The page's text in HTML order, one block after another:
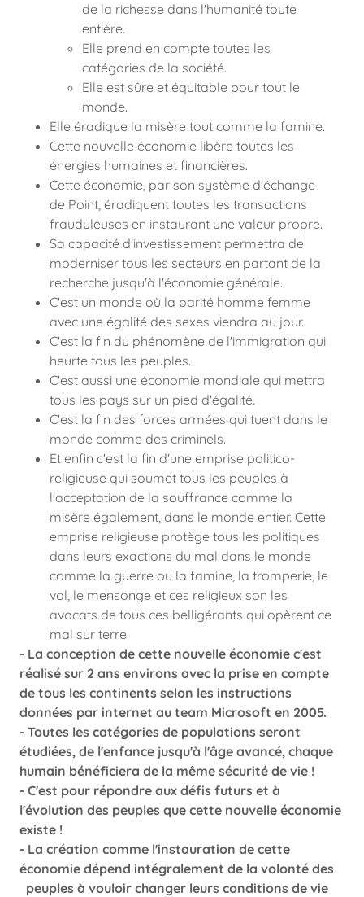
de la richesse dans l'humanité toute
entière.
Elle prend en compte toutes les
catégories de la société.
Elle est sûre et équitable pour tout le
monde.
Elle éradique la misère tout comme la famine.
Cette nouvelle économie libère toutes les
énergies humaines et financières.
Cette économie, par son système d'échange
de Point, éradiquent toutes les transactions
frauduleuses en instaurant une valeur propre.
Sa capacité d'investissement permettra de
moderniser tous les secteurs en partant de la
recherche jusqu'à l'économie générale.
C'est un monde où la parité homme femme
avec une égalité des sexes viendra au jour.
C'est la fin du phénomène de l'immigration qui
heurte tous les peuples.
C'est aussi une économie mondiale qui mettra
tous les pays sur un pied d'égalité.
C'est la fin des forces armées qui tuent dans le
monde comme des criminels.
Et enfin c'est la fin d'une emprise politico-
religieuse qui soumet tous les peuples à
l'acceptation de la souffrance comme la
misère également, dans le monde entier. Cette
emprise religieuse protège tous les politiques
dans leurs exactions du mal dans le monde
comme la guerre ou la famine, la tromperie, le
vol, le mensonge et ces religieux son les
avocats de tous ces belligérants qui opèrent ce
mal sur terre.
- La conception de cette nouvelle économie c'est
réalisé sur 2 ans environs avec la prise en compte
de tous les continents selon les instructions
données par internet au team Microsoft en 2005.
- Toutes les catégories de populations seront
étudiées, de l'enfance jusqu'à l'âge avancé, chaque
humain bénéficiera de la même sécurité de vie !
- C'est pour répondre aux défis futurs et à
l'évolution des peuples que cette nouvelle économie
existe !
- La création comme l'instauration de cette
économie dépend intégralement de la volonté des
peuples à vouloir changer leurs conditions de vie